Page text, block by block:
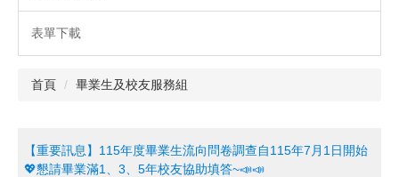
表單下載
首頁 畢業生及校友服務組
【重要訊息】115年度畢業生流向問卷調查自115年7月1日開始
💖懇請畢業滿1、3、5年校友協助填答~📣📣